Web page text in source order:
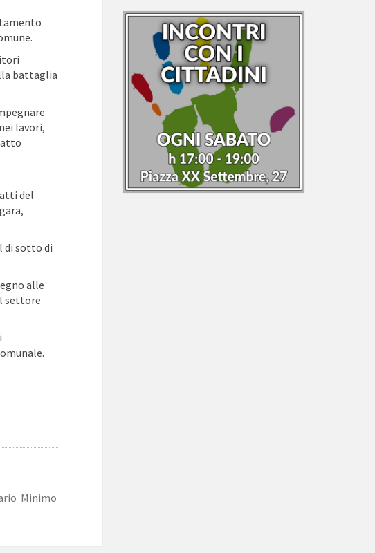
battaglia
lavori,
del
di sotto di
alle
settore
Minimo